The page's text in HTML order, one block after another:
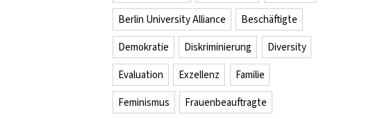
Berlin University Alliance Beschäftigte
Demokratie Diskriminierung Diversity
Evaluation Exzellenz Familie
Feminismus Frauenbeauftragte